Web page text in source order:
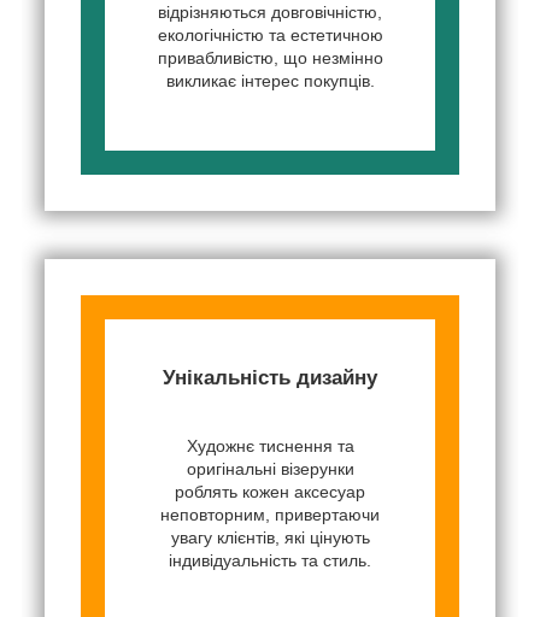
відрізняються довговічністю,
екологічністю та естетичною
привабливістю, що незмінно
викликає інтерес покупців.
Унікальність дизайну
Художнє тиснення та
оригінальні візерунки
роблять кожен аксесуар
неповторним, привертаючи
увагу клієнтів, які цінують
індивідуальність та стиль.